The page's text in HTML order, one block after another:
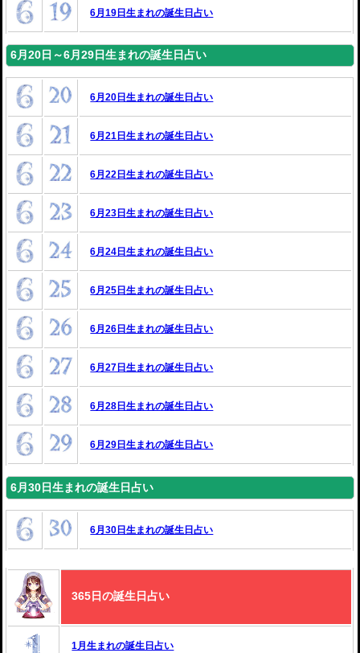
6月19日生まれの誕生日占い
6月20日～6月29日生まれの誕生日占い
6月20日生まれの誕生日占い
6月21日生まれの誕生日占い
6月22日生まれの誕生日占い
6月23日生まれの誕生日占い
6月24日生まれの誕生日占い
6月25日生まれの誕生日占い
6月26日生まれの誕生日占い
6月27日生まれの誕生日占い
6月28日生まれの誕生日占い
6月29日生まれの誕生日占い
6月30日生まれの誕生日占い
6月30日生まれの誕生日占い
365日の誕生日占い
1月生まれの誕生日占い